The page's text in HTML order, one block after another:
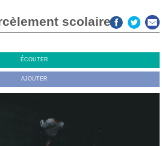
scolaire
ÉCOUTER
AJOUTER